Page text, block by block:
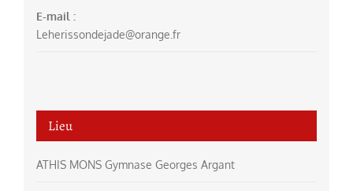
E-mail :
Leherissondejade@orange.fr
Lieu
ATHIS MONS Gymnase Georges Argant